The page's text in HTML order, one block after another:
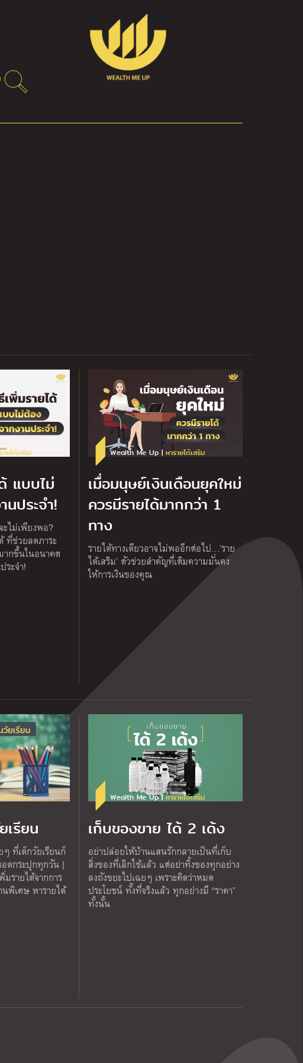
ายได้เสริม
แบบไม่
ประจำ!
ะไม่เพียงพอ?
ที่ช่วยลดภาระ
ากขึ้นในอนาคต
ระจำ!
Wealth Me Up | หารายได้เสริม
เมื่อมนุษย์เงินเดือนยุคใหม่
ควรมีรายได้มากกว่า 1
ทาง
รายได้ทางเดียวอาจไม่พออีกต่อไป…’ราย
ได้เสริม’ ตัวช่วยสำคัญที่เติมความมั่นคง
ให้การเงินของคุณ
ายได้เสริม
เรียน
ๆ ที่เด็กวัยเรียนก็
ดกระปุกทุกวัน |
มรายได้จากการ
พิเศษ หารายได้
Wealth Me Up |หารายได้เสริม
เก็บของขาย ได้ 2 เด้ง
อย่าปล่อยให้บ้านแสนรักกลายเป็นที่เก็บ
สิ่งของที่เลิกใช้แล้ว แต่อย่าทิ้งของทุกอย่าง
ลงถังขยะไปเฉยๆ เพราะคิดว่าหมด
ประโยชน์ ทั้งที่จริงแล้ว ทุกอย่างมี “ราคา”
ทั้งนั้น